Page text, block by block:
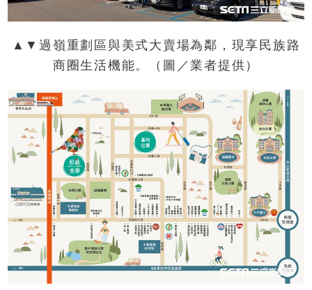
▲▼過嶺重劃區與美式大賣場為鄰，現享民族路
商圈生活機能。（圖／業者提供）